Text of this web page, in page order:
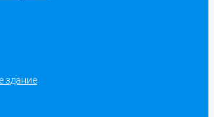
здание